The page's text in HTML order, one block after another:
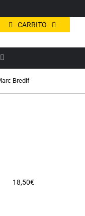
CARRITO
Bredif
18,50€